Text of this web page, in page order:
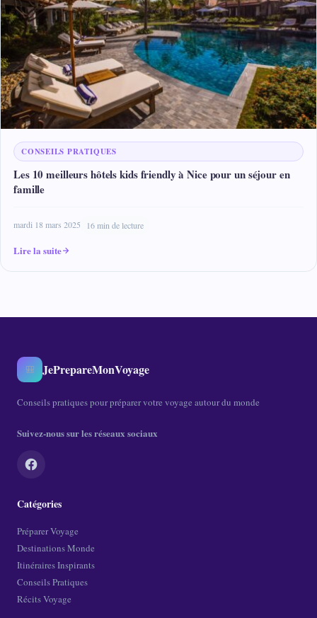
CONSEILS PRATIQUES
Les 10 meilleurs hôtels kids friendly à Nice pour un séjour en
famille
mardi 18 mars 2025 16 min de lecture
Lire la suite
🎒 JePrepareMonVoyage
Conseils pratiques pour préparer votre voyage autour du monde
Suivez-nous sur les réseaux sociaux
Catégories
Préparer Voyage
Destinations Monde
Itinéraires Inspirants
Conseils Pratiques
Récits Voyage